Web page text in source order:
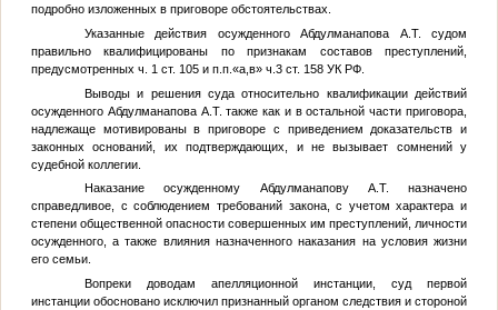
подробно изложенных в приговоре обстоятельствах.
Указанные действия осужденного Абдулманапова А.Т. судом
правильно квалифицированы по признакам составов преступлений,
предусмотренных ч. 1 ст. 105 и п.п.«а,в» ч.3 ст. 158 УК РФ.
Выводы и решения суда относительно квалификации действий
осужденного Абдулманапова А.Т. также как и в остальной части приговора,
надлежаще мотивированы в приговоре с приведением доказательств и
законных оснований, их подтверждающих, и не вызывает сомнений у
судебной коллегии.
Наказание осужденному Абдулманапову А.Т. назначено
справедливое, с соблюдением требований закона, с учетом характера и
степени общественной опасности совершенных им преступлений, личности
осужденного, а также влияния назначенного наказания на условия жизни
его семьи.
Вопреки доводам апелляционной инстанции, суд первой
инстанции обосновано исключил признанный органом следствия и стороной